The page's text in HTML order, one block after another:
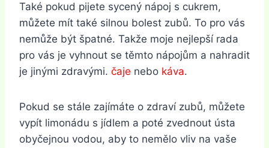
Také pokud pijete sycený nápoj s cukrem,
můžete mít také silnou bolest zubů. To pro vás
nemůže být špatné. Takže moje nejlepší rada
pro vás je vyhnout se těmto nápojům a nahradit
je jinými zdravými. čaje nebo káva.
Pokud se stále zajímáte o zdraví zubů, můžete
vypít limonádu s jídlem a poté zvednout ústa
obyčejnou vodou, aby to nemělo vliv na vaše